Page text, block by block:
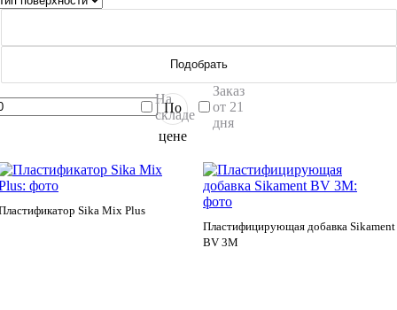
Подобрать
По
цене
На
складе
Заказ
от 21
дня
Sika Mix Plus
Пластифицирующая добавка Sikament
BV 3M